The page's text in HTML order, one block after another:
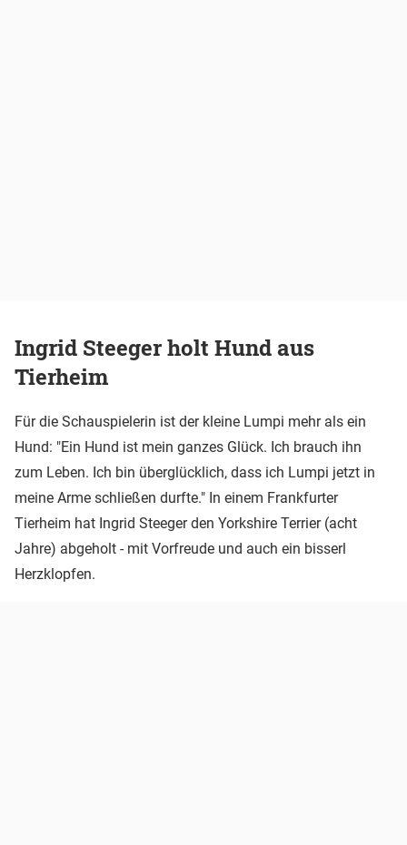
Ingrid Steeger holt Hund aus
Tierheim
Für die Schauspielerin ist der kleine Lumpi mehr als ein
Hund: "Ein Hund ist mein ganzes Glück. Ich brauch ihn
zum Leben. Ich bin überglücklich, dass ich Lumpi jetzt in
meine Arme schließen durfte." In einem Frankfurter
Tierheim hat Ingrid Steeger den Yorkshire Terrier (acht
Jahre) abgeholt - mit Vorfreude und auch ein bisserl
Herzklopfen.